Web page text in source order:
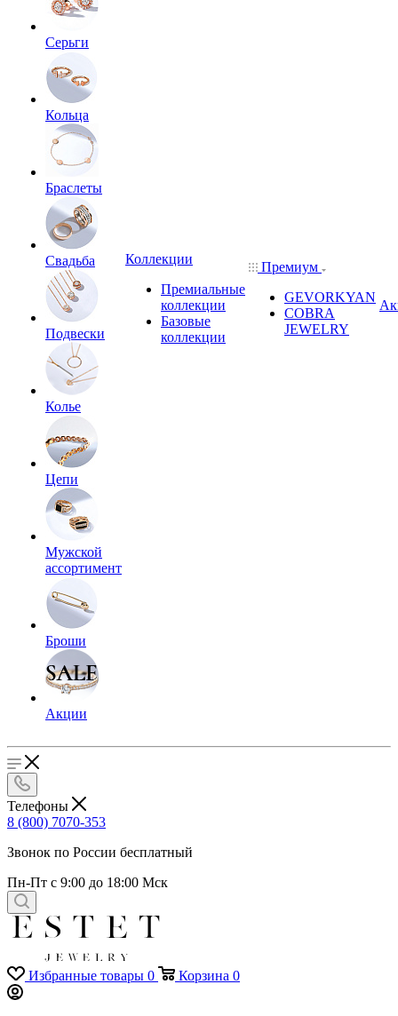
Серьги
Кольца
Браслеты
Свадьба
Подвески
Колье
Цепи
Мужской
ассортимент
Броши
Акции
Коллекции
Премиальные
коллекции
Базовые
коллекции
Премиум
GEVORKYAN
COBRA
JEWELRY
Телефоны
8 (800) 7070-353
Звонок по России бесплатный
Пн-Пт с 9:00 до 18:00 Мск
Избранные товары 0 Корзина 0